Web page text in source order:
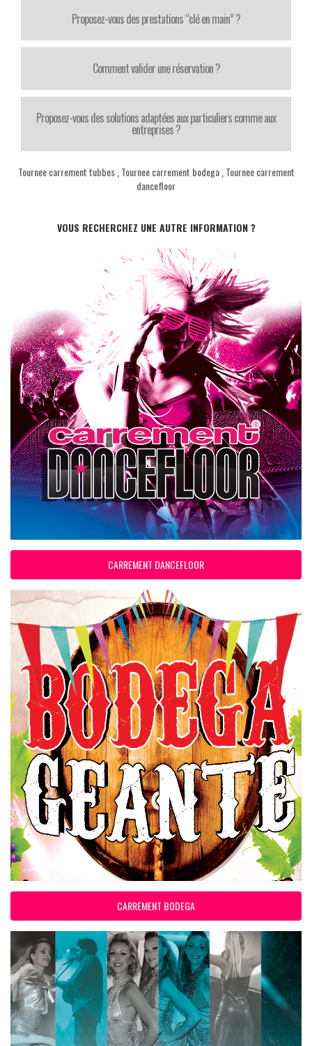
Proposez-vous des prestations “clé en main” ?
Comment valider une réservation ?
Proposez-vous des solutions adaptées aux particuliers comme aux
entreprises ?
Tournee carrement tubbes, Tournee carrement bodega, Tournee carrement
dancefloor
VOUS RECHERCHEZ UNE AUTRE INFORMATION ?
CARREMENT DANCEFLOOR
CARREMENT BODEGA